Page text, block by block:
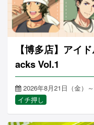
【博多店】アイ
acks Vol.1
2026年8月21日（金）
イチ押し